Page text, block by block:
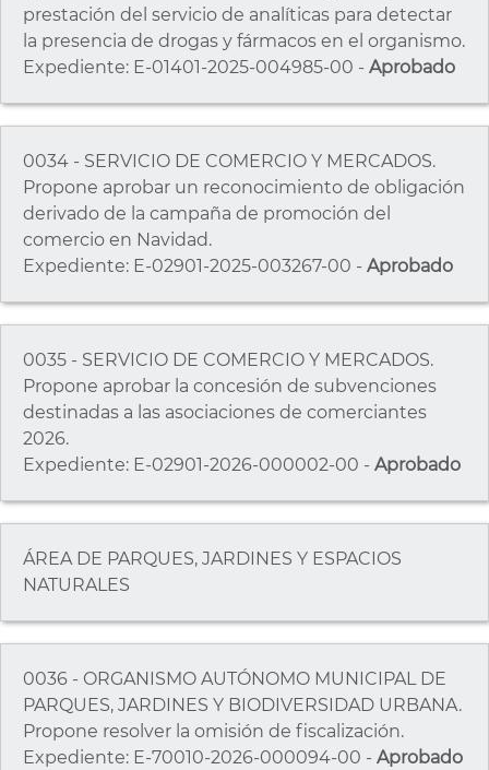
prestación del servicio de analíticas para detectar
la presencia de drogas y fármacos en el organismo.
Expediente: E-01401-2025-004985-00 - Aprobado
0034 - SERVICIO DE COMERCIO Y MERCADOS.
Propone aprobar un reconocimiento de obligación
derivado de la campaña de promoción del
comercio en Navidad.
Expediente: E-02901-2025-003267-00 - Aprobado
0035 - SERVICIO DE COMERCIO Y MERCADOS.
Propone aprobar la concesión de subvenciones
destinadas a las asociaciones de comerciantes
2026.
Expediente: E-02901-2026-000002-00 - Aprobado
ÁREA DE PARQUES, JARDINES Y ESPACIOS
NATURALES
0036 - ORGANISMO AUTÓNOMO MUNICIPAL DE
PARQUES, JARDINES Y BIODIVERSIDAD URBANA.
Propone resolver la omisión de fiscalización.
Expediente: E-70010-2026-000094-00 - Aprobado